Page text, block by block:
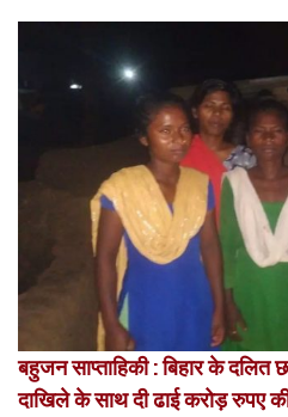
बहुजन साप्ताहिकी : बिहार के
दाखिले के साथ दी ढाई करोड़ रुपए